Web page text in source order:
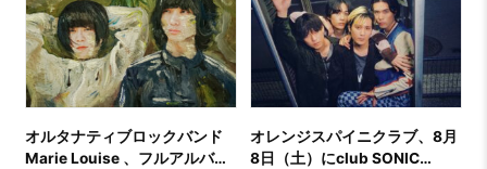
オルタナティブロックバンド
Marie Louise 、フルアルバム
オレンジスパイニクラブ、8月
8日（土）にclub SONIC